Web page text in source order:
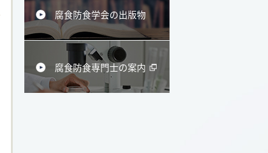
腐食防食学会の出版物
腐食防食専門士の案内